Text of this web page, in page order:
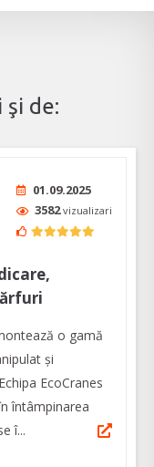
de:
01.09.2025
3582vizualizari
o gamă
și
EcoCranes
întâmpinarea
î...